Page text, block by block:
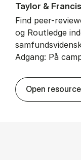
Tay­l­or &
Find peer-
og Routledge
Adgang: På
Open resource